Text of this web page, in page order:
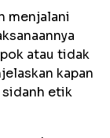
menjalani
atau tidak
kapan
etik